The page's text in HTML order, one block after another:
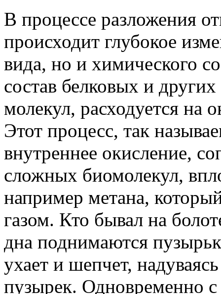
В процессе разложения
происходит глубокое
вида, но и химического
состав белковых и
молекул, расходуется на
Этот процесс, так
внутреннее окисление,
сложных биомолекул,
например метана,
газом. Кто бывал на
дна поднимаются
ухает и шепчет,
пузырек. Одновременно